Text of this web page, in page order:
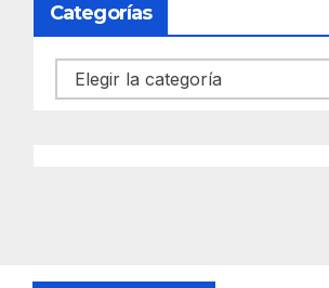
Categorías
Categorías